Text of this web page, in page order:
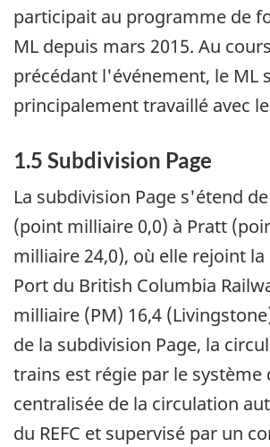
participait au programme de
ML depuis mars 2015. Au
précédant l'événement, le ML
principalement travaillé avec
1.5 Subdivision Page
La subdivision Page s'étend
(point milliaire 0,0) à Pratt
milliaire 24,0), où elle rejoint
Port du British Columbia
milliaire (PM) 16,4
de la subdivision Page, la
trains est régie par le système
centralisée de la circulation
du REFC et supervisé par un